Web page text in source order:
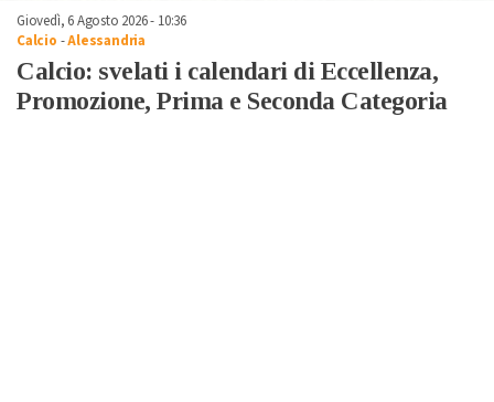
Giovedì, 6 Agosto 2026 - 10:36
Calcio -Alessandria
Calcio: svelati i calendari di Eccellenza,
Promozione, Prima e Seconda Categoria